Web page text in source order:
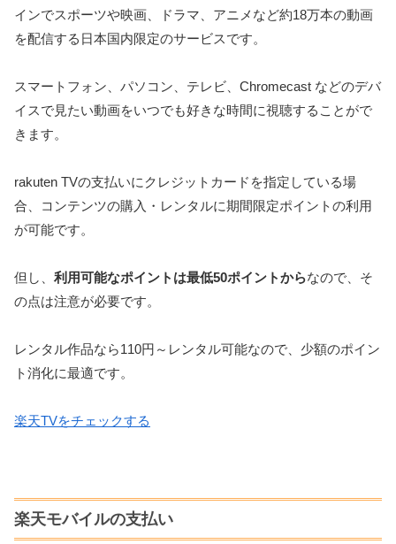
インでスポーツや映画、ドラマ、アニメなど約18万本の動画
を配信する日本国内限定のサービスです。
スマートフォン、パソコン、テレビ、Chromecast などのデバ
イスで見たい動画をいつでも好きな時間に視聴することがで
きます。
rakuten TVの支払いにクレジットカードを指定している場
合、コンテンツの購入・レンタルに期間限定ポイントの利用
が可能です。
但し、 利用可能なポイントは最低50ポイントからなので、そ
の点は注意が必要です。
レンタル作品なら110円～レンタル可能なので、少額のポイン
ト消化に最適です。
楽天TVをチェックする
楽天モバイルの支払い